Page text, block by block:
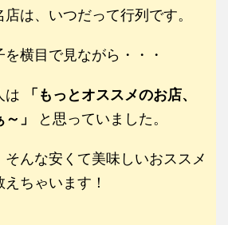
は、いつだって行列です。
横目で見ながら・・・
は
「もっとオススメのお店、
」
と思っていました。
そんな安くて美味しいおススメ
ちゃいます！